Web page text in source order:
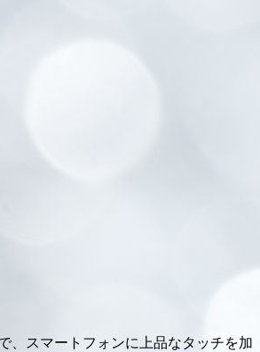
、スマートフォンに上品なタッチを加